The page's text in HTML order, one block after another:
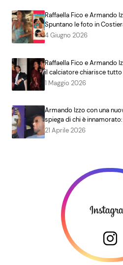
Raffaella Fico e Armando
Spuntano le foto in
4 Giugno 2026
Raffaella Fico e Armando
il calciatore chiarisce tutto
1 Maggio 2026
Armando Izzo con una
spiega di chi è
21 Aprile 2026